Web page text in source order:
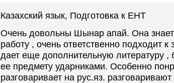
Казахский язык, Подготовка к ЕНТ
Очень довольны Шынар апай. Она
работу , очень ответственно подходит
дает еще дополнительную литературу ,
ее предмету ударниками. Особенно
разговаривает на рус.яз.